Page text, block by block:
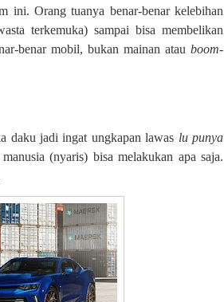
ini. Orang tuanya benar-benar kelebihan
terkemuka) sampai bisa membelikan
benar mobil, bukan mainan atau boom-
daku jadi ingat ungkapan lawas lu punya
(nyaris) bisa melakukan apa saja.